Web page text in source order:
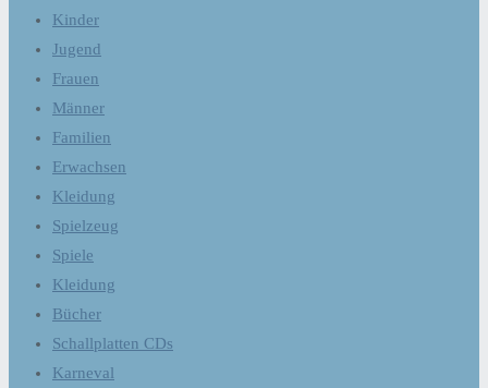
Kinder
Jugend
Frauen
Männer
Familien
Erwachsen
Kleidung
Spielzeug
Spiele
Kleidung
Bücher
Schallplatten CDs
Karneval